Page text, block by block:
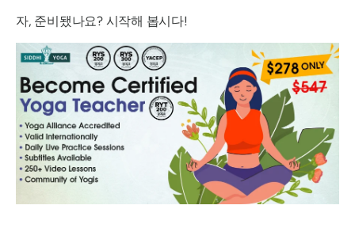
자, 준비됐나요? 시작해 봅시다!